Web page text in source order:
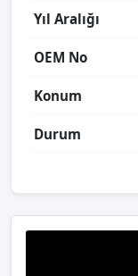
Yıl Aralığı
OEM No
Konum
Durum